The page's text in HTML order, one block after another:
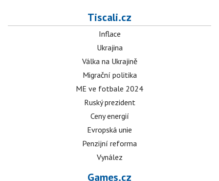
Tiscali.cz
Inflace
Ukrajina
Válka na Ukrajině
Migrační politika
ME ve fotbale 2024
Ruský prezident
Ceny energií
Evropská unie
Penzijní reforma
Vynález
Games.cz